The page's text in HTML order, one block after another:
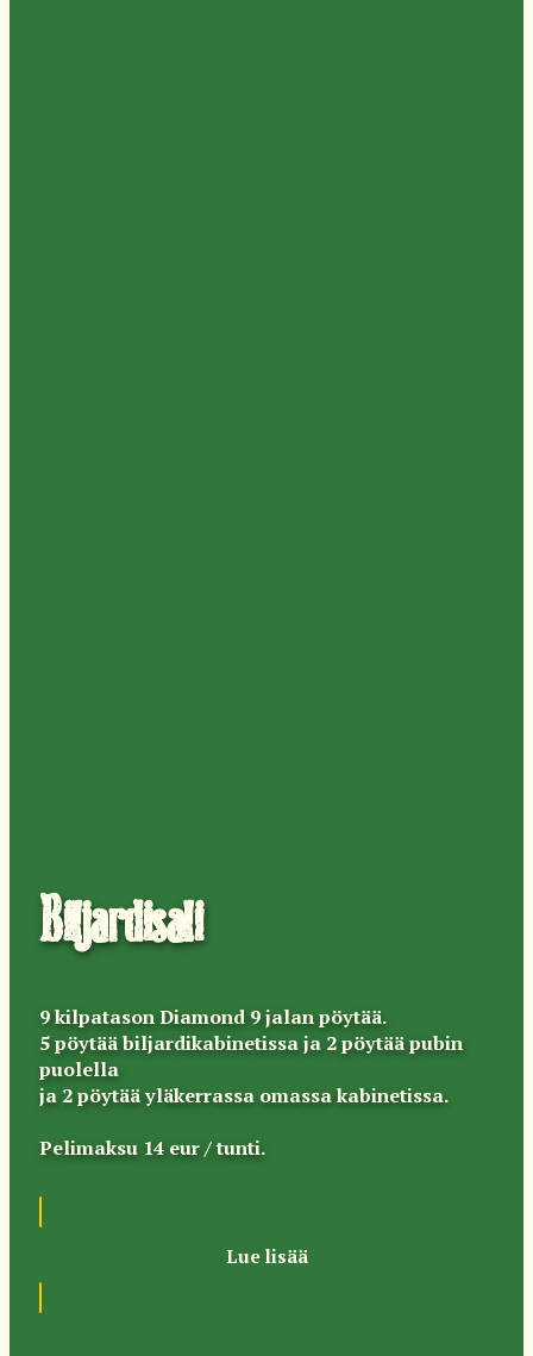
Biljardisali
9 kilpatason Diamond 9 jalan pöytää.
5 pöytää biljardikabinetissa ja 2 pöytää pubin
puolella
ja 2 pöytää yläkerrassa omassa kabinetissa.
Pelimaksu 14 eur / tunti.
Lue lisää